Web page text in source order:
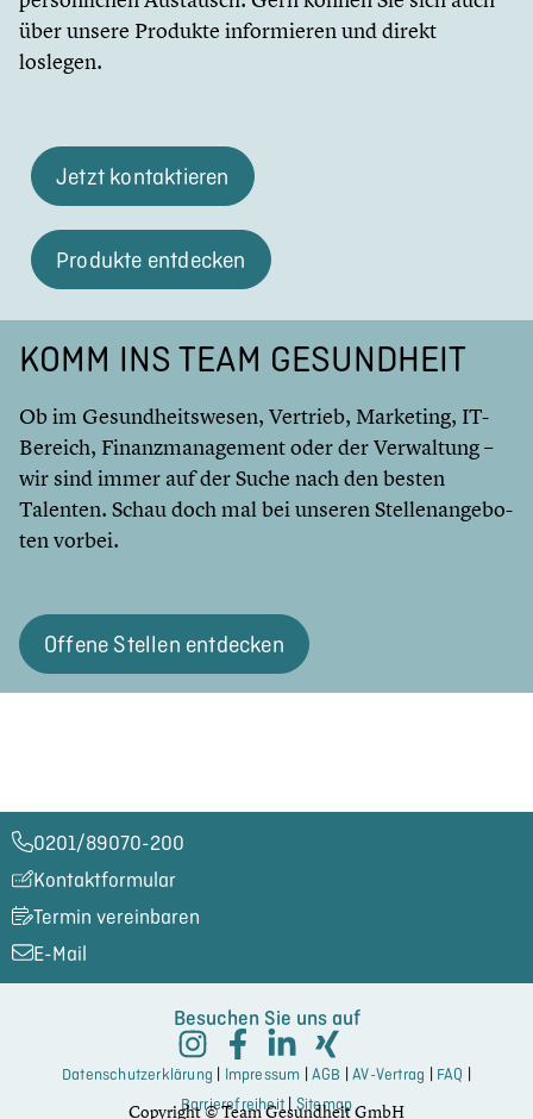
über unsere Produkte infor­mie­ren und direkt
loslegen.
Jetzt kontak­tie­ren
Produkte entdecken
KOMM INS TEAM GESUND­HEIT
Ob im Gesund­heits­we­sen, Vertrieb, Marketing, IT-
Bereich, Finanz­ma­nage­ment oder der Verwal­tung –
wir sind immer auf der Suche nach den besten
Talenten. Schau doch mal bei unseren Stellen­an­ge­bo­
ten vorbei.
Offene Stellen entdecken
0201/89070-200​
Kontaktformular
Termin vereinbaren
E-Mail
Besuchen Sie uns auf
Datenschutzerklärung | Impressum |AGB |AV-Vertrag | FAQ |
Barrierefreiheit | Sitemap
Copyright © Team Gesundheit GmbH